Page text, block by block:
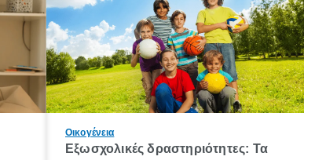
Οικογένεια
Εξωσχολικές δραστηριότητες: Τα